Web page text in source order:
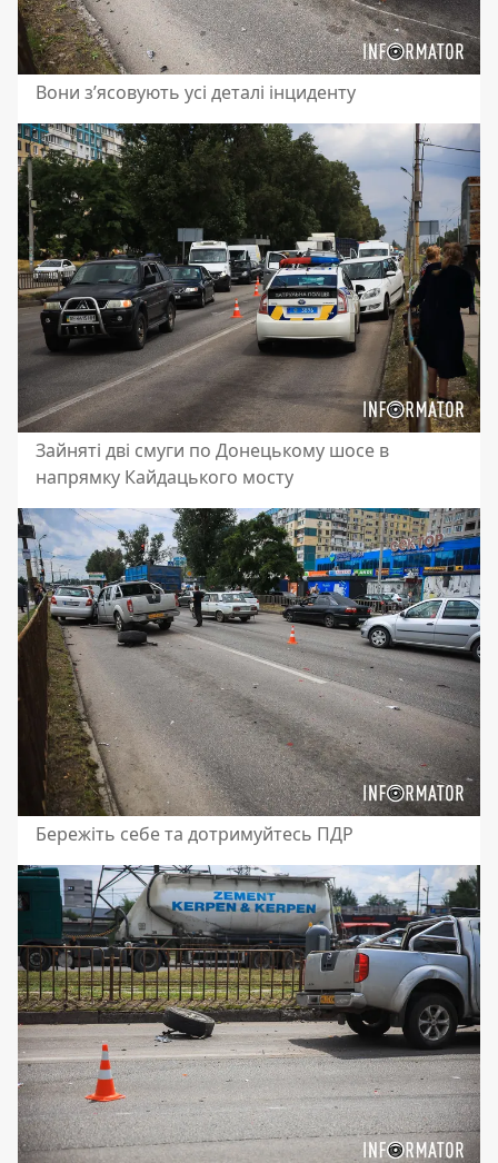
Вони зʼясовують усі деталі інциденту
Зайняті дві смуги по Донецькому шосе в
напрямку Кайдацького мосту
Бережіть себе та дотримуйтесь ПДР